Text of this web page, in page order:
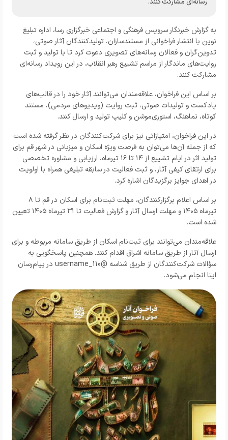
رسانه‌ای مشارکت کنند.
به گزارش خبرنگار سرویس فرهنگی و اجتماعی خبرگزاری رسا، اداره تبلیغ
نوین با انتشار فراخوانی از مستندسازان، تولیدکنندگان آثار صوتی،
تدوین‌گران و فعالان رسانه‌های تصویری دعوت کرد تا با تولید و ثبت
روایت‌های ماندگار از مراسم تشییع رهبر انقلاب، در این رویداد رسانه‌ای
مشارکت کنند.
بر اساس این فراخوان، علاقه‌مندان می‌توانند آثار خود را در قالب‌های
پادکست و تولیدات صوتی، ثبت روایت (ویدیوهای مردمی)، مستند
کوتاه، نماهنگ، استوری‌موشن و کلیپ تولید و ارسال کنند.
در این فراخوان، امتیازاتی نیز برای شرکت‌کنندگان در نظر گرفته شده است
که از جمله آن‌ها می‌توان به فرصت ویژه اسکان و میزبانی در شهر قم برای
تولید اثر در ایام تشییع از ۱۴ تا ۱۶ تیرماه، ارزیابی و مشاوره تخصصی
برای ارتقای کیفی آثار، و ثبت فعالیت در سابقه تبلیغی همراه با اولویت
در اهدای جوایز برگزیدگان اشاره کرد.
بر اساس اعلام برگزارکنندگان، مهلت ثبت‌نام برای اسکان در قم تا ۸
تیرماه ۱۴۰۵ و مهلت ارسال آثار و گزارش فعالیت تا ۳۱ تیرماه ۱۴۰۵ تعیین
شده است.
علاقه‌مندان می‌توانند برای ثبت‌نام اسکان از طریق سامانه مربوطه و برای
ارسال آثار از طریق سامانه اشراق اقدام کنند. همچنین پاسخگویی به
سؤالات شرکت‌کنندگان از طریق شناسه @username_110 در پیام‌رسان
ایتا انجام می‌شود.